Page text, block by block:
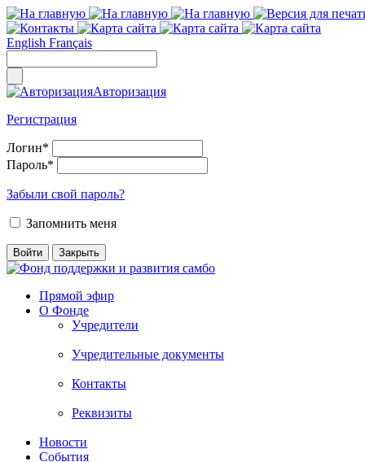
English Français
Авторизация
Регистрация
Логин*
Пароль*
Забыли свой пароль?
Запомнить меня
Прямой эфир
О Фонде
Учредители
Учредительные документы
Контакты
Реквизиты
Новости
События